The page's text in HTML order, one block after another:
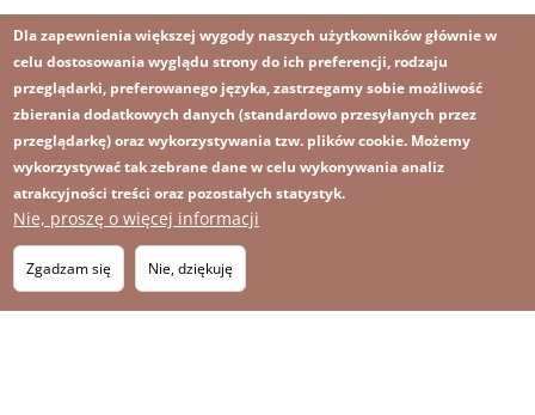
Footer
menu
Zapisz się na newsletter
Obraz
MAPA STRONY
OBRAZ
Dla zapewnienia większej wygody naszych użytkowników głównie w
celu dostosowania wyglądu strony do ich preferencji, rodzaju
przeglądarki, preferowanego języka, zastrzegamy sobie możliwość
zbierania dodatkowych danych (standardowo przesyłanych przez
przeglądarkę) oraz wykorzystywania tzw. plików cookie. Możemy
wykorzystywać tak zebrane dane w celu wykonywania analiz
atrakcyjności treści oraz pozostałych statystyk.
Nie, proszę o więcej informacji
Zgadzam się Nie, dziękuję